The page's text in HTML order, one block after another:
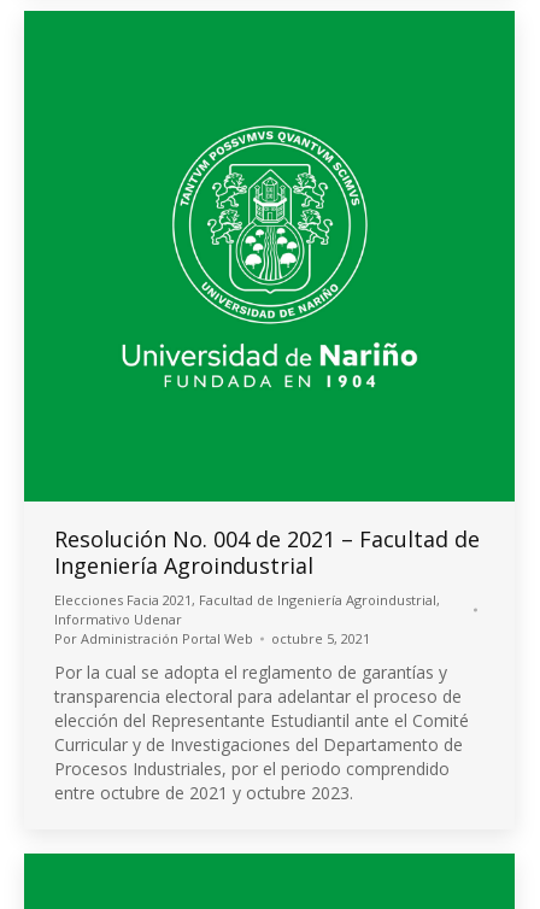
Resolución No. 004 de 2021 – Facultad de
Ingeniería Agroindustrial
Elecciones Facia 2021, Facultad de Ingeniería Agroindustrial,
Informativo Udenar
Por Administración Portal Web octubre 5, 2021
Por la cual se adopta el reglamento de garantías y
transparencia electoral para adelantar el proceso de
elección del Representante Estudiantil ante el Comité
Curricular y de Investigaciones del Departamento de
Procesos Industriales, por el periodo comprendido
entre octubre de 2021 y octubre 2023.